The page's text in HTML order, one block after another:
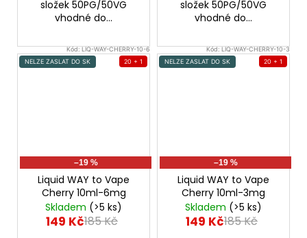
složek 50PG/50VG
vhodné do...
složek 50PG/50VG
vhodné do...
Kód:LIQ-WAY-CHERRY-10-6
NELZE ZASLAT DO SK
–19 %
20 + 1
Liquid WAY to Vape
Cherry 10ml-6mg
Skladem (>5 ks)
149 Kč185 Kč
Kód:LIQ-WAY-CHERRY-10-3
NELZE ZASLAT DO SK
–19 %
20 + 1
Liquid WAY to Vape
Cherry 10ml-3mg
Skladem (>5 ks)
149 Kč185 Kč